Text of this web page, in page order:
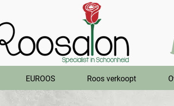
EUROOS Roos verkoopt